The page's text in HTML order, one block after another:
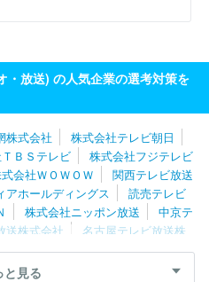
・放送) の人気企業の選考対策を
株式会社
株式会社テレビ朝日
ＢＳテレビ
株式会社フジテレビ
会社ＷＯＷＯＷ
関西テレビ放送
アホールディングス
読売テレビ
株式会社ニッポン放送
中京テ
送株式会社
名古屋テレビ放送株
ル
スカパーＪＳＡＴ株式会社
ＢＳラジオ
株式会社テレビ西日
と見る